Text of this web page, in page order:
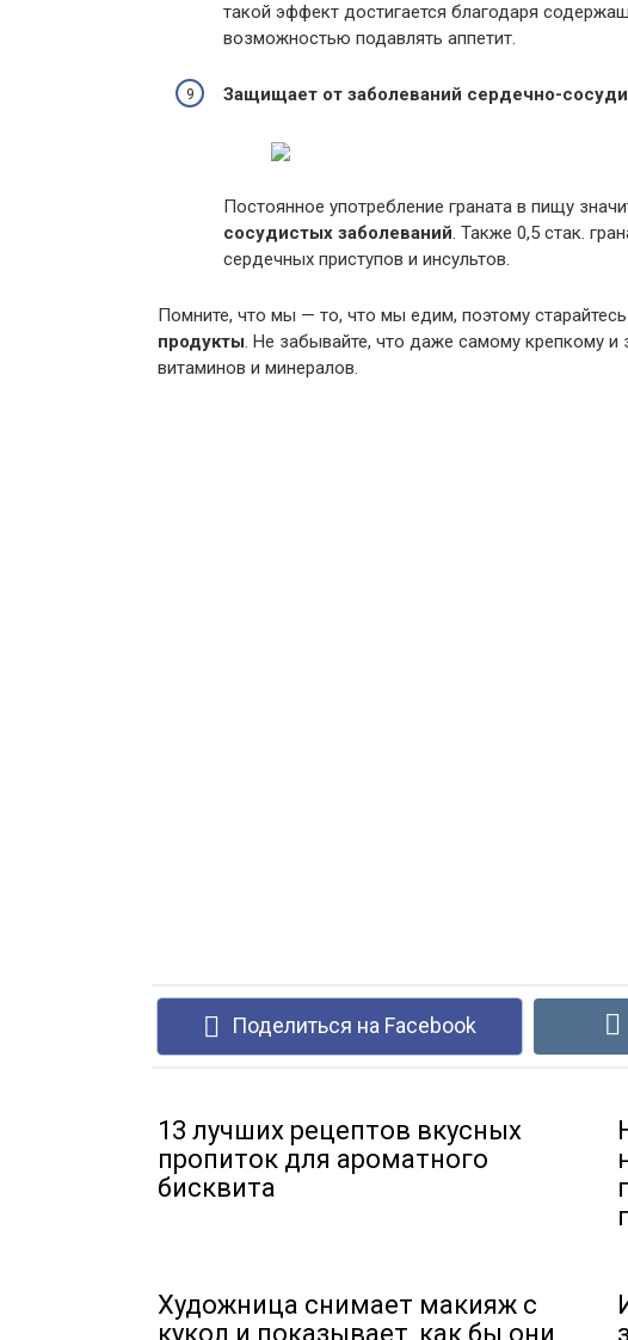
такой эффект достигается благодаря
возможностью подавлять аппетит.
Защищает от заболеваний сердечно-
Постоянное употребление граната в пищу
сосудистых заболеваний. Также 0,5 стак.
сердечных приступов и инсультов.
Помните, что мы — то, что мы едим, поэтому
продукты. Не забывайте, что даже самому крепкому
витаминов и минералов.
Поделиться на Facebook
13 лучших рецептов вкусных
пропиток для ароматного
бисквита
Художница снимает макияж с
кукол и показывает, как бы они